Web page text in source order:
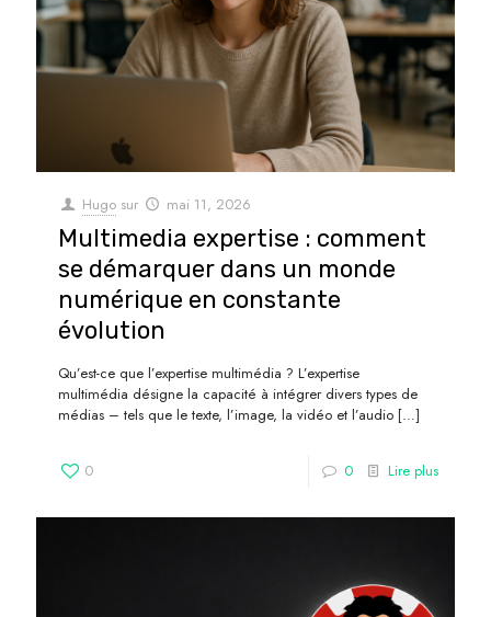
Hugo sur mai 11, 2026
Multimedia expertise : comment
se démarquer dans un monde
numérique en constante
évolution
Qu’est-ce que l’expertise multimédia ? L’expertise
multimédia désigne la capacité à intégrer divers types de
médias – tels que le texte, l’image, la vidéo et l’audio […]
0 0 Lire plus